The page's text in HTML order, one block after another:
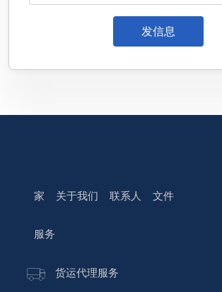
发信息
家 关于我们 联系人 文件
服务
货运代理服务